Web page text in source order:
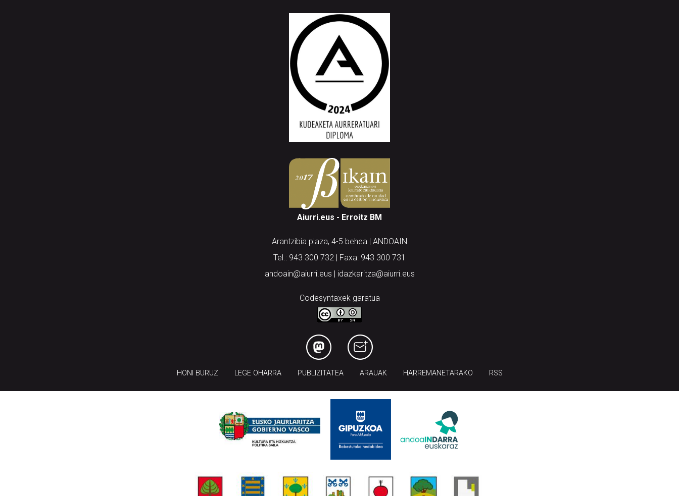
Aiurri.eus - Erroitz BM
Arantzibia plaza, 4-5 behea | ANDOAIN
Tel.: 943 300 732 | Faxa: 943 300 731
andoain@aiurri.eus | idazkaritza@aiurri.eus
Codesyntaxek garatua
HONI BURUZ LEGE OHARRA PUBLIZITATEA ARAUAK HARREMANETARAKO RSS